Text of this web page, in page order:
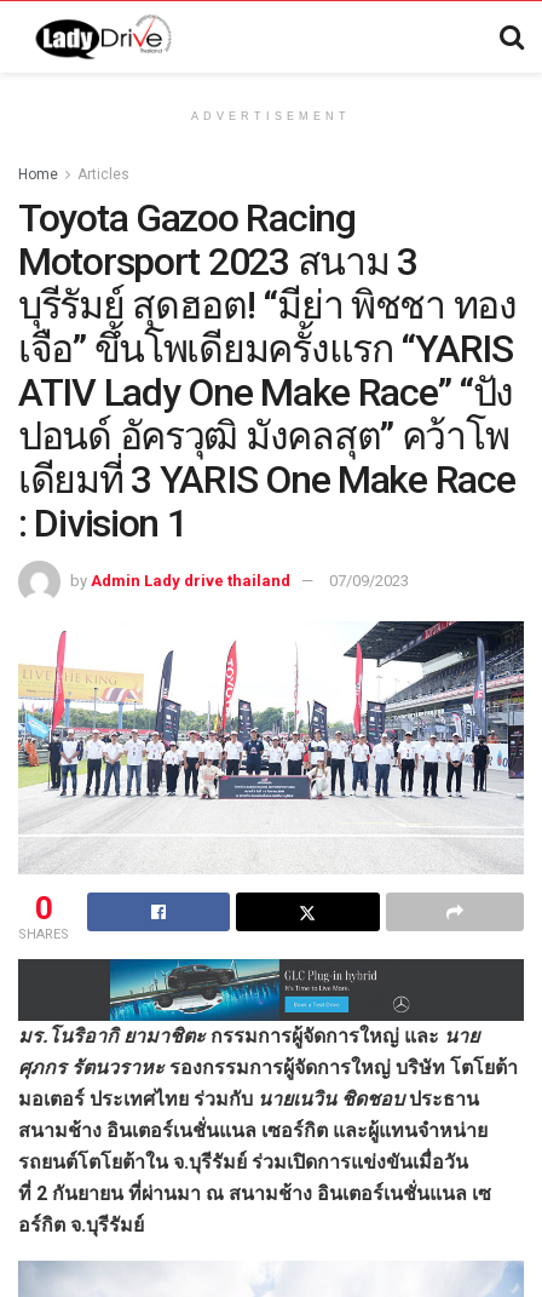
ADVERTISEMENT
Home Articles
Toyota Gazoo Racing
Motorsport 2023 สนาม 3
บุรีรัมย์ สุดฮอต! “มีย่า พิชชา ทอง
เจือ” ขึ้นโพเดียมครั้งแรก “YARIS
ATIV Lady One Make Race” “ปัง
ปอนด์ อัครวุฒิ มังคลสุต” คว้าโพ
เดียมที่ 3 YARIS One Make Race
: Division 1
by Admin Lady drive thailand 07/09/2023
0
SHARES
มร.โนริอากิ ยามาชิตะ กรรมการผู้จัดการใหญ่ และ นาย
ศุภกร รัตนวราหะ รองกรรมการผู้จัดการใหญ่ บริษัท โตโยต้า
มอเตอร์ ประเทศไทย ร่วมกับ นายเนวิน ชิดชอบประธาน
สนามช้าง อินเตอร์เนชั่นแนล เซอร์กิต และผู้แทนจำหน่าย
รถยนต์โตโยต้าใน จ.บุรีรัมย์ ร่วมเปิดการแข่งขันเมื่อวัน
ที่ 2 กันยายน ที่ผ่านมา ณ สนามช้าง อินเตอร์เนชั่นแนล เซ
อร์กิต จ.บุรีรัมย์